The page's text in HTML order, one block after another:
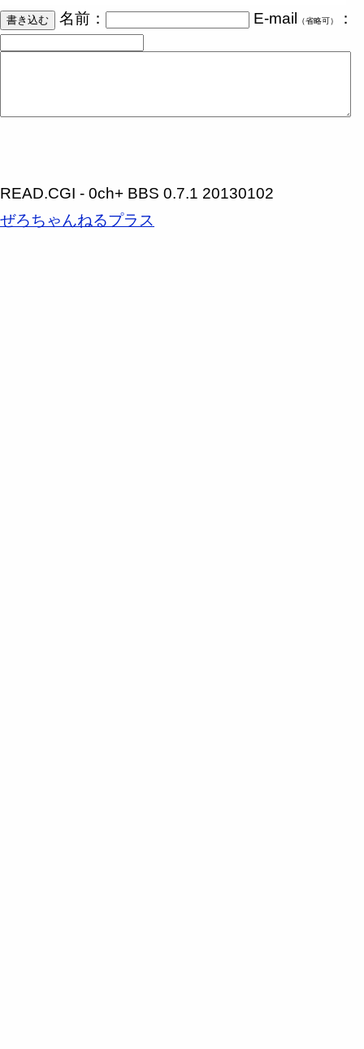
名前： E-mail （省略可） ：
READ.CGI - 0ch+ BBS 0.7.1 20130102
ぜろちゃんねるプラス